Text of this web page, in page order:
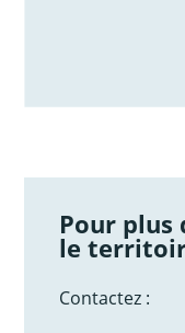
/
Pour plus
le
Contactez :